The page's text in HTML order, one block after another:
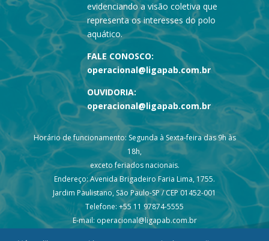
evidenciando a visão coletiva que
representa os interesses do polo
aquático.
FALE CONOSCO:
operacional@ligapab.com.br
OUVIDORIA:
operacional@ligapab.com.br
Horário de funcionamento: Segunda à Sexta-feira das 9h às
18h,
exceto feriados nacionais.
Endereço: Avenida Brigadeiro Faria Lima, 1755.
Jardim Paulistano, São Paulo-SP / CEP 01452-001
Telefone: +55 11 97874-5555
E-mail: operacional@ligapab.com.br